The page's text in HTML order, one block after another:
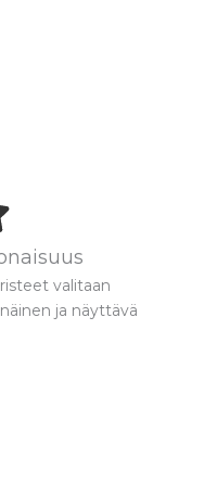
valitaan
ja näyttävä